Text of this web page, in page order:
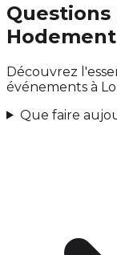
Hodement
Découvrez
événements à
Que faire